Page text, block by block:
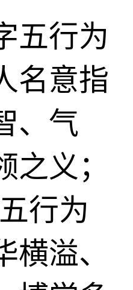
五行为
名意指
、气
之义；
行为
横溢、